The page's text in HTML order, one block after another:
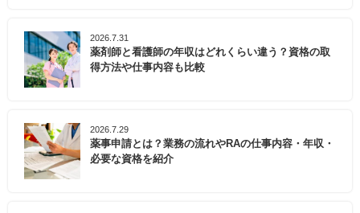
2026.7.31
薬剤師と看護師の年収はどれくらい違う？資格の取
得方法や仕事内容も比較
2026.7.29
薬事申請とは？業務の流れやRAの仕事内容・年収・
必要な資格を紹介